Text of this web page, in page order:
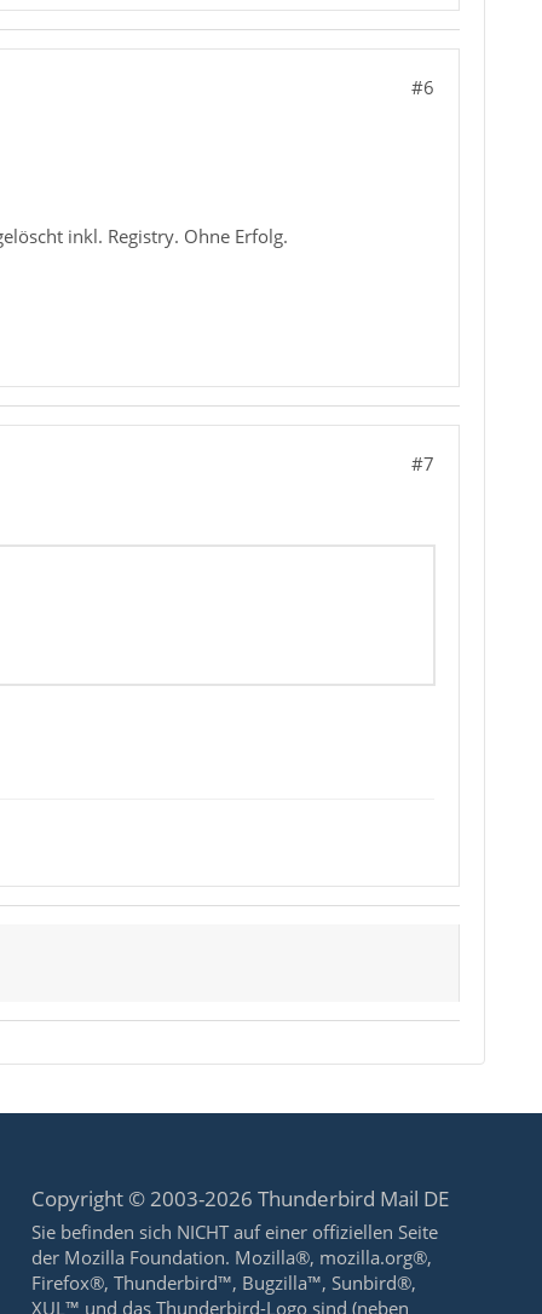
#6
inkl. Registry. Ohne Erfolg.
#7
Copyright © 2003-2026 Thunderbird Mail DE
Sie befinden sich NICHT auf einer offiziellen Seite
der Mozilla Foundation. Mozilla®, mozilla.org®,
Firefox®, Thunderbird™, Bugzilla™, Sunbird®,
XUL™ und das Thunderbird-Logo sind (neben